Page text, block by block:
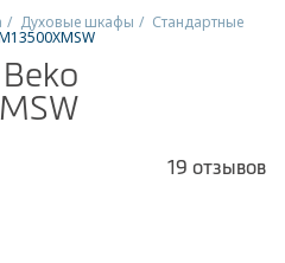
машины
Духовые шкафы Стандартные
19 отзывов